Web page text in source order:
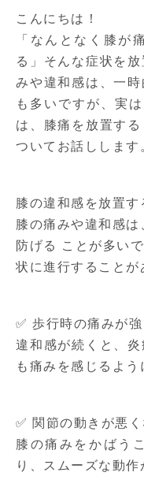
こんにちは！
「なんとなく膝が
る」そんな症状を
みや違和感は、一
も多いですが、実
は、膝痛を放置す
ついてお話しします
膝の違和感を放置す
膝の痛みや違和感
防げる ことが多い
状に進行することが
✅ 歩行時の痛みが強
違和感が続くと、
も痛みを感じるよう
✅ 関節の動きが悪く
膝の痛みをかばう
り、スムーズな動作